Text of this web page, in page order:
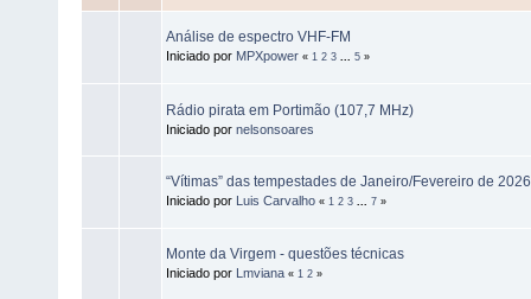
Análise de espectro VHF-FM
Iniciado por MPXpower « 1 2 3 5 »
Rádio pirata em Portimão (107,7 MHz)
Iniciado por nelsonsoares
“Vítimas” das tempestades de Janeiro/Fevereiro de 2026
Iniciado por Luis Carvalho « 1 2 3 7 »
Monte da Virgem - questões técnicas
Iniciado por Lmviana « 1 2 »